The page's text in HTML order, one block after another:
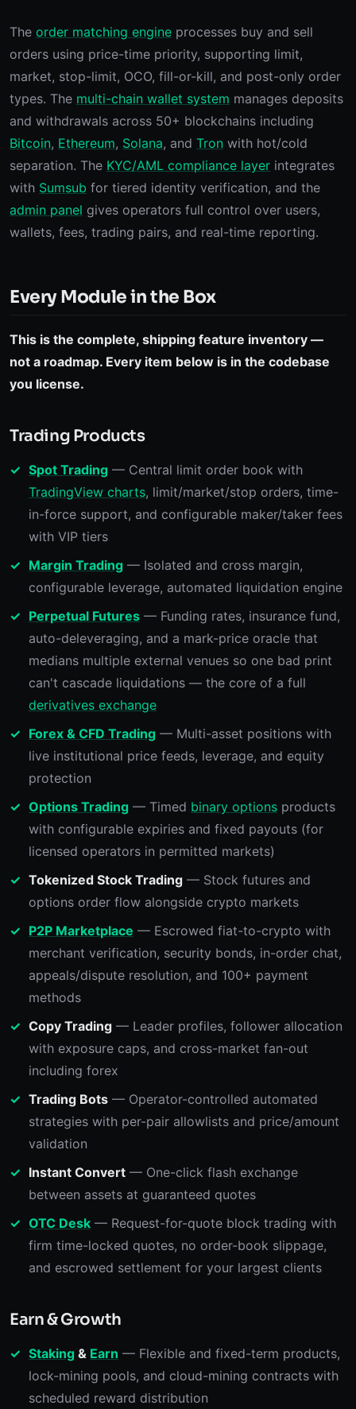
The order matching engine processes buy and sell
orders using price-time priority, supporting limit,
market, stop-limit, OCO, fill-or-kill, and post-only order
types. The multi-chain wallet system manages deposits
and withdrawals across 50+ blockchains including
Bitcoin, Ethereum, Solana, and Tron with hot/cold
separation. The KYC/AML compliance layer integrates
with Sumsub for tiered identity verification, and the
admin panel gives operators full control over users,
wallets, fees, trading pairs, and real-time reporting.
Every Module in the Box
This is the complete, shipping feature inventory —
not a roadmap. Every item below is in the codebase
you license.
Trading Products
Spot Trading — Central limit order book with
TradingView charts, limit/market/stop orders, time-
in-force support, and configurable maker/taker fees
with VIP tiers
Margin Trading — Isolated and cross margin,
configurable leverage, automated liquidation engine
Perpetual Futures — Funding rates, insurance fund,
auto-deleveraging, and a mark-price oracle that
medians multiple external venues so one bad print
can't cascade liquidations — the core of a full
derivatives exchange
Forex & CFD Trading — Multi-asset positions with
live institutional price feeds, leverage, and equity
protection
Options Trading — Timed binary options products
with configurable expiries and fixed payouts (for
licensed operators in permitted markets)
Tokenized Stock Trading — Stock futures and
options order flow alongside crypto markets
P2P Marketplace — Escrowed fiat-to-crypto with
merchant verification, security bonds, in-order chat,
appeals/dispute resolution, and 100+ payment
methods
Copy Trading — Leader profiles, follower allocation
with exposure caps, and cross-market fan-out
including forex
Trading Bots — Operator-controlled automated
strategies with per-pair allowlists and price/amount
validation
Instant Convert — One-click flash exchange
between assets at guaranteed quotes
OTC Desk — Request-for-quote block trading with
firm time-locked quotes, no order-book slippage,
and escrowed settlement for your largest clients
Earn & Growth
Staking & Earn — Flexible and fixed-term products,
lock-mining pools, and cloud-mining contracts with
scheduled reward distribution